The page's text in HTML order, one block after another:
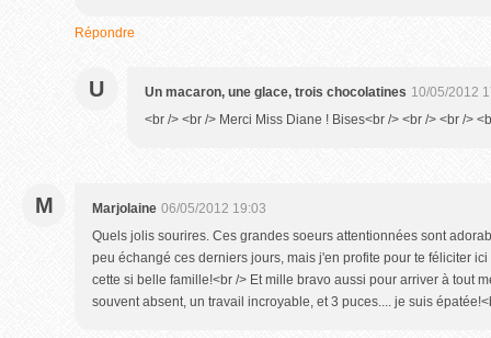
Répondre
U Un macaron, une glace, trois chocolatines 10/05/2012
<br /> <br /> Merci Miss Diane ! Bises<br /> <br /> <br />
M Marjolaine 06/05/2012 19:03
Quels jolis sourires. Ces grandes soeurs attentionnées sont
peu échangé ces derniers jours, mais j'en profite pour te féliciter
cette si belle famille!<br /> Et mille bravo aussi pour arriver à tout
souvent absent, un travail incroyable, et 3 puces.... je suis